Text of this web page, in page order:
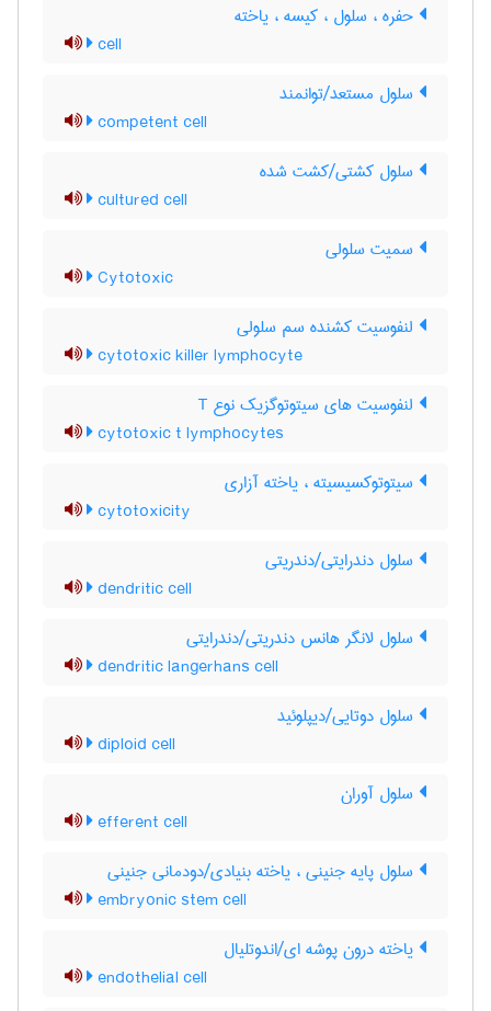
حفره ، سلول ، کیسه ، یاخته
cell
سلول مستعد/توانمند
competent cell
سلول کشتی/کشت شده
cultured cell
سمیت سلولی
Cytotoxic
لنفوسیت کشنده سم سلولی
cytotoxic killer lymphocyte
لنفوسیت های سیتوتوگزیک نوع T
cytotoxic t lymphocytes
سیتوتوکسیسیته ، یاخته آزاری
cytotoxicity
سلول دندرایتی/دندریتی
dendritic cell
سلول لانگر هانس دندریتی/دندرایتی
dendritic langerhans cell
سلول دوتایی/دیپلوئید
diploid cell
سلول آوران
efferent cell
سلول پایه جنینی ، یاخته بنیادی/دودمانی جنینی
embryonic stem cell
یاخته درون پوشه ای/اندوتلیال
endothelial cell